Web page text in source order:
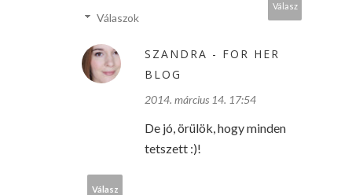
Válasz
Válaszok
SZANDRA - FOR HER
BLOG
2014. március 14. 17:54
De jó, örülök, hogy minden
tetszett :)!
Válasz